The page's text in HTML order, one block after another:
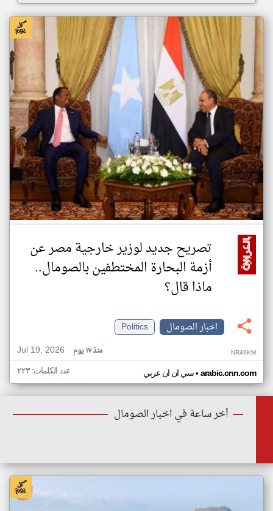
تصريح جديد لوزير خارجية مصر عن
أزمة البحارة المختطفين بالصومال..
ماذا قال؟
اخبار الصومال
Politics
Jul 19, 2026
منذ ١٧ يوم NR49KM
سي ان ان عربي• arabic.cnn.com عدد الكلمات: ٢٢٣
أخر ساعة في اخبار الصومال